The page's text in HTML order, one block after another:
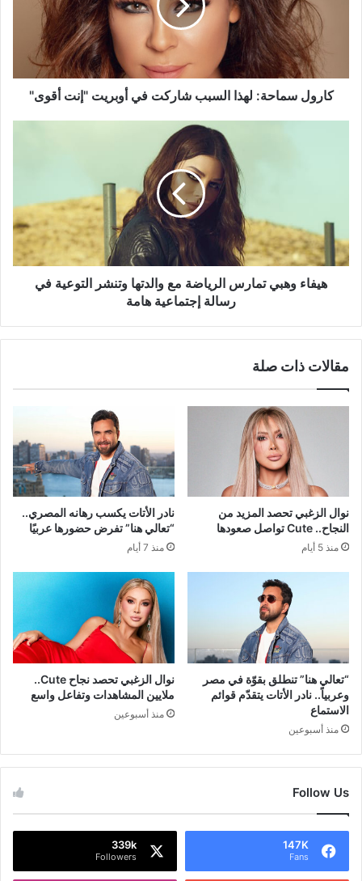
أقوى"
كارول سماحة: لهذا السبب شاركت في أوبريت "إنت أقوى"
وتنشر
التوعية
في
رسالةهيفاء وهبي تمارس الرياضة مع والدتها وتنشر التوعية في
رسالة إجتماعية هامة
مقالات ذات صلة
نوال الزغبي تحصد المزيد من
النجاح.. Cute تواصل صعودها
منذ 5 أيام
نادر الأتات يكسب رهانه المصري..
“تعالي هنا” تفرض حضورها عربيًا
منذ 7 أيام
“تعالي هنا” تنطلق بقوّة في مصر
وعربياً.. نادر الأتات يتقدّم قوائم
الاستماع
منذ أسبوعين
نوال الزغبي تحصد نجاح Cute..
ملايين المشاهدات وتفاعل واسع
منذ أسبوعين
Follow Us
147K
Fans
339k
Followers